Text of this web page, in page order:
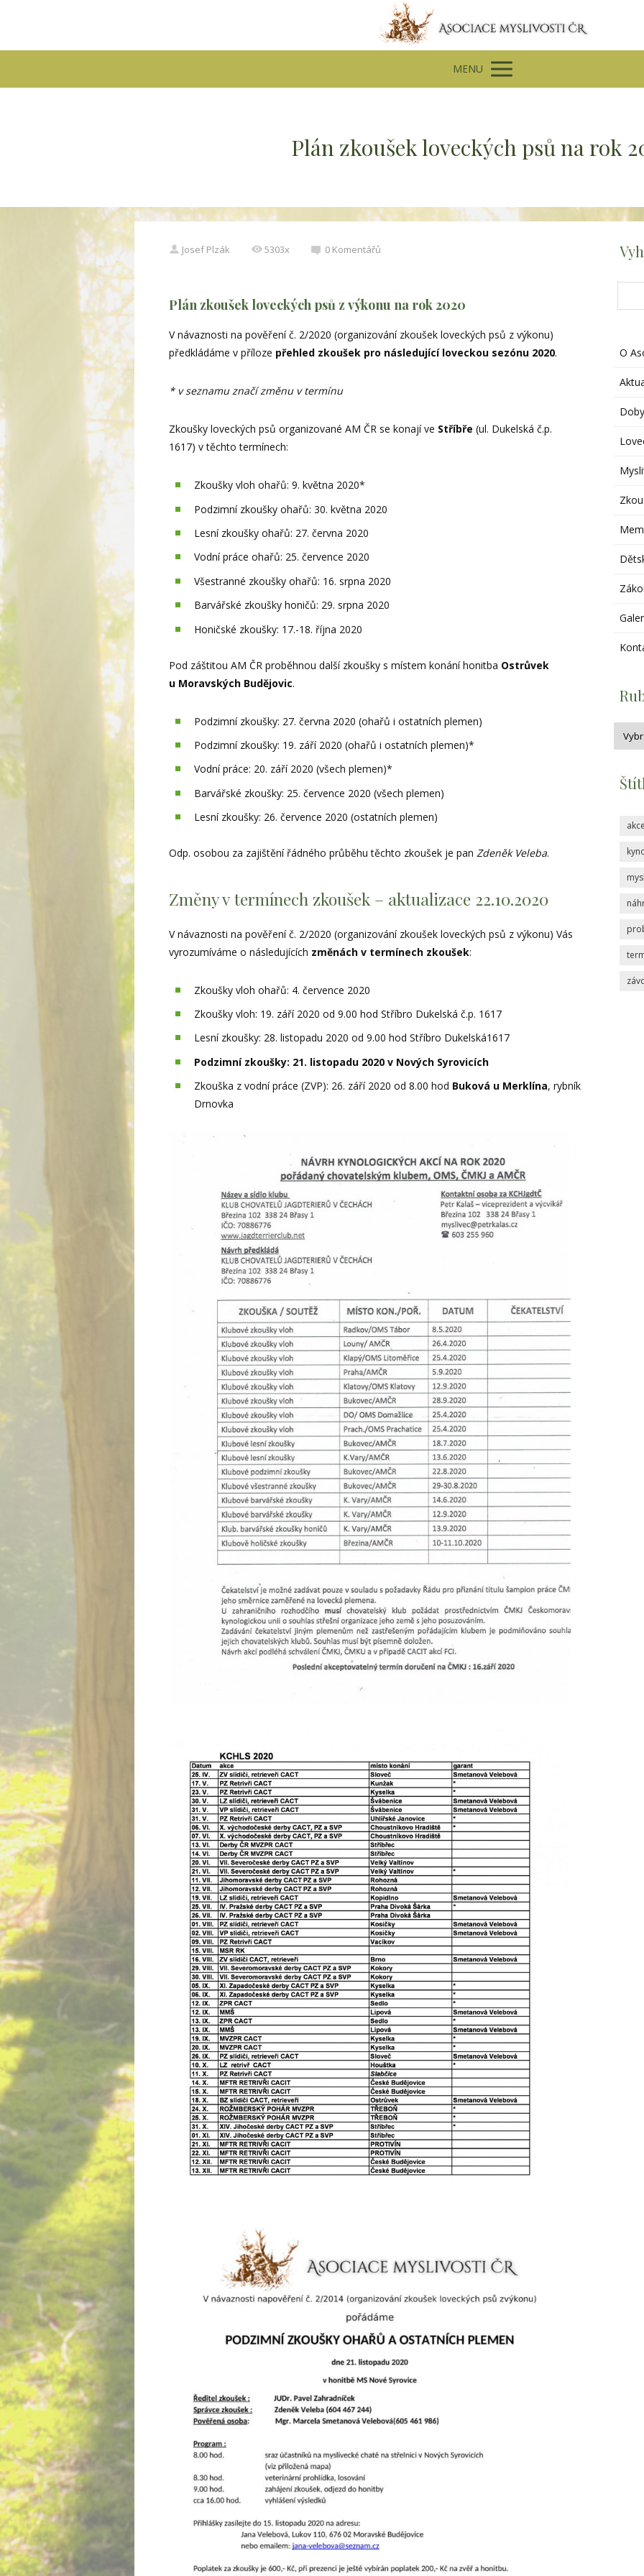
MENU
Plán zkoušek loveckých psů na rok
Josef Plzák 5303x 0 Komentářů
Plán zkoušek loveckých psů z výkonu na rok 2020
V návaznosti na pověření č. 2/2020 (organizování zkoušek loveckých psů z výkonu)
předkládáme v příloze přehled zkoušek pro následující loveckou sezónu 2020.
* v seznamu značí změnu v termínu
Zkoušky loveckých psů organizované AM ČR se konají ve Stříbře (ul. Dukelská č.p.
1617) v těchto termínech:
Zkoušky vloh ohařů: 9. května 2020*
Podzimní zkoušky ohařů: 30. května 2020
Lesní zkoušky ohařů: 27. června 2020
Vodní práce ohařů: 25. července 2020
Všestranné zkoušky ohařů: 16. srpna 2020
Barvářské zkoušky honičů: 29. srpna 2020
Honičské zkoušky: 17.-18. října 2020
Pod záštitou AM ČR proběhnou další zkoušky s místem konání honitba Ostrůvek
u Moravských Budějovic.
Podzimní zkoušky: 27. června 2020 (ohařů i ostatních plemen)
Podzimní zkoušky: 19. září 2020 (ohařů i ostatních plemen)*
Vodní práce: 20. září 2020 (všech plemen)*
Barvářské zkoušky: 25. července 2020 (všech plemen)
Lesní zkoušky: 26. července 2020 (ostatních plemen)
Odp. osobou za zajištění řádného průběhu těchto zkoušek je pan Zdeněk Veleba.
Změny v termínech zkoušek – aktualizace 22.10.2020
V návaznosti na pověření č. 2/2020 (organizování zkoušek loveckých psů z výkonu) Vás
vyrozumíváme o následujících změnách v termínech zkoušek:
Zkoušky vloh ohařů: 4. července 2020
Zkoušky vloh: 19. září 2020 od 9.00 hod Stříbro Dukelská č.p. 1617
Lesní zkoušky: 28. listopadu 2020 od 9.00 hod Stříbro Dukelská1617
Podzimní zkoušky: 21. listopadu 2020 v Nových Syrovicích
Zkouška z vodní práce (ZVP): 26. září 2020 od 8.00 hod Buková u Merklína, rybník
Drnovka
O